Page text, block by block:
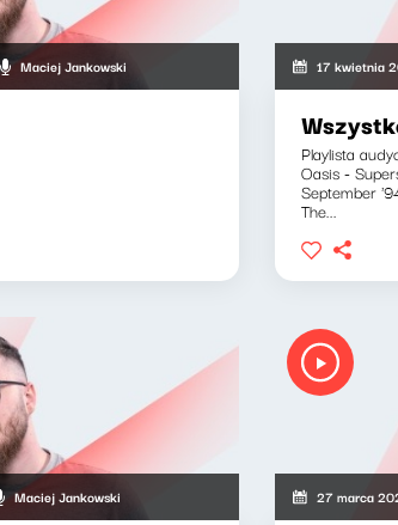
Maciej Jankowski 17 kwietnia
Playlista
Oasis -
September
The...
Maciej Jankowski 27 marca